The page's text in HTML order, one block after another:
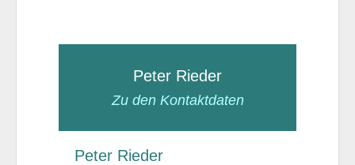
Peter Rieder
Zu den Kontaktdaten
Peter Rieder